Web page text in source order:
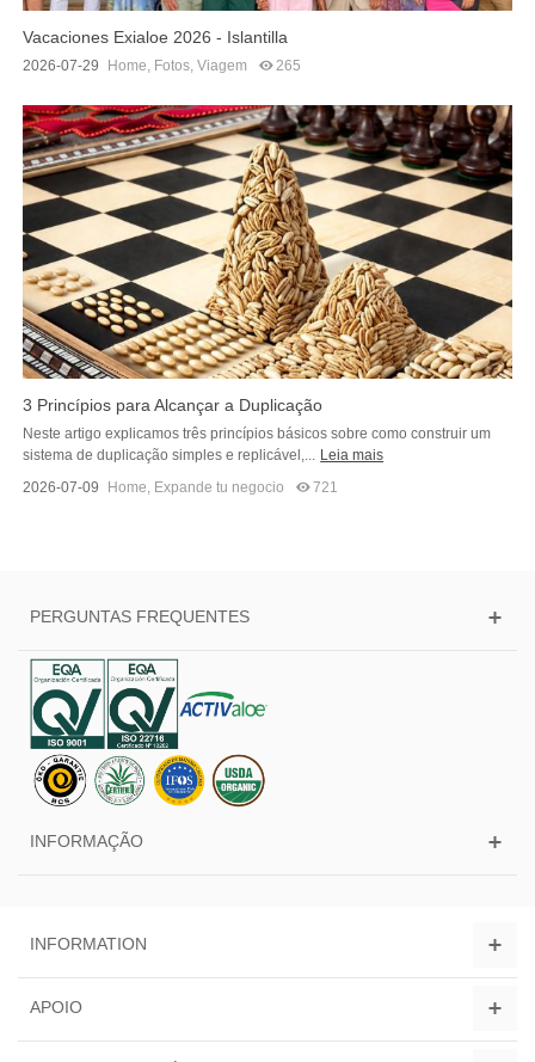
Vacaciones Exialoe 2026 - Islantilla
2026-07-29 Home Fotos ,Viagem 265
3 Princípios para Alcançar a Duplicação
Neste artigo explicamos três princípios básicos sobre como construir um
sistema de duplicação simples e replicável,...
Leia mais
2026-07-09
Home Expande tu negocio 721
PERGUNTAS FREQUENTES
INFORMAÇÃO
INFORMATION
APOIO